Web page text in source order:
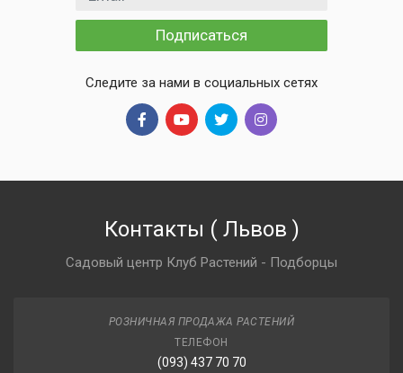
Подписаться
Следите за нами в социальных сетях
Контакты ( Львов )
Садовый центр Клуб Растений - Подборцы
РОЗНИЧНАЯ ПРОДАЖА РАСТЕНИЙ
ТЕЛЕФОН
(093) 437 70 70